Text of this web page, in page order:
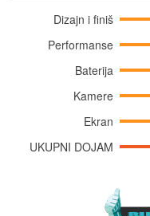
Dizajn i finiš
Performanse
Baterija
Kamere
Ekran
UKUPNI DOJAM